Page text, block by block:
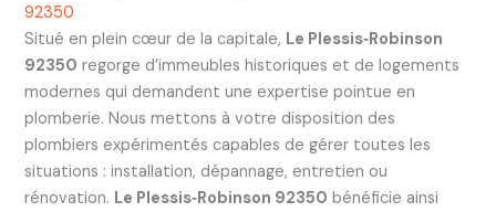
92350
Situé en plein cœur de la capitale, Le Plessis‑Robinson
92350 regorge d’immeubles historiques et de logements
modernes qui demandent une expertise pointue en
plomberie. Nous mettons à votre disposition des
plombiers expérimentés capables de gérer toutes les
situations : installation, dépannage, entretien ou
rénovation. Le Plessis‑Robinson 92350 bénéficie ainsi